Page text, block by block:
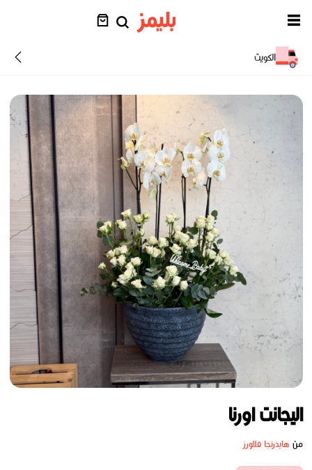
الكويت
اليجانت اورنا
من هايدرنجا فلاورز